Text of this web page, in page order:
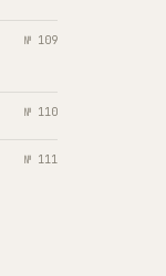
№ 109
№ 110
№ 111